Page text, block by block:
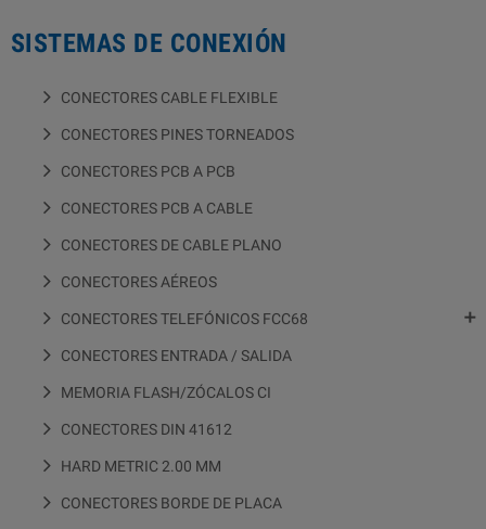
SISTEMAS DE CONEXIÓN
CONECTORES CABLE FLEXIBLE
CONECTORES PINES TORNEADOS
CONECTORES PCB A PCB
CONECTORES PCB A CABLE
CONECTORES DE CABLE PLANO
CONECTORES AÉREOS
CONECTORES TELEFÓNICOS FCC68 
CONECTORES ENTRADA / SALIDA
MEMORIA FLASH/ZÓCALOS CI
CONECTORES DIN 41612
HARD METRIC 2.00 MM
CONECTORES BORDE DE PLACA